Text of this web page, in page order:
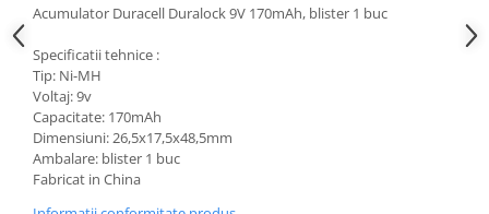
Acumulator Duracell Duralock 9V 170mAh, blister 1 buc
Specificatii tehnice :
Tip: Ni-MH
Voltaj: 9v
Capacitate: 170mAh
Dimensiuni: 26,5x17,5x48,5mm
Ambalare: blister 1 buc
Fabricat in China